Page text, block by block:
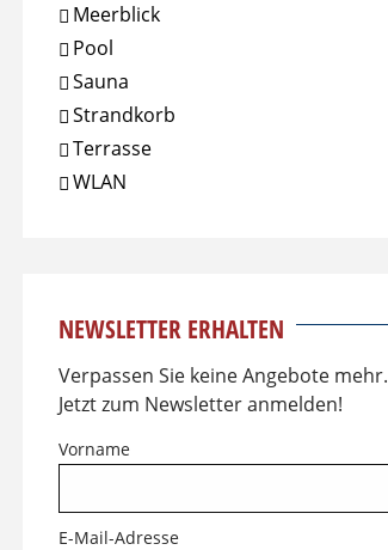
Meerblick
Pool
Sauna
Strandkorb
Terrasse
WLAN
NEWSLETTER ERHALTEN
Verpassen Sie keine Angebote mehr.
Jetzt zum Newsletter anmelden!
Vorname
E-Mail-Adresse